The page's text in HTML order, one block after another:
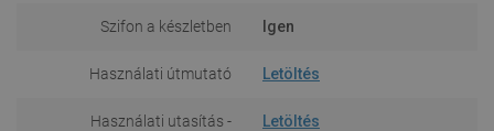
Szifon a készletben Igen
Használati útmutató Letöltés
Használati utasítás -
Letöltés